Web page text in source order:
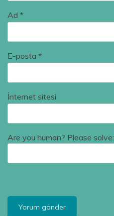
Ad *
E-posta *
İnternet sitesi
Are you human? Please solve: